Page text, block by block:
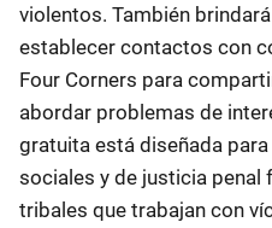
violentos. También
establecer contactos con
Four Corners para
abordar problemas de
gratuita está diseñada
sociales y de justicia penal
tribales que trabajan con